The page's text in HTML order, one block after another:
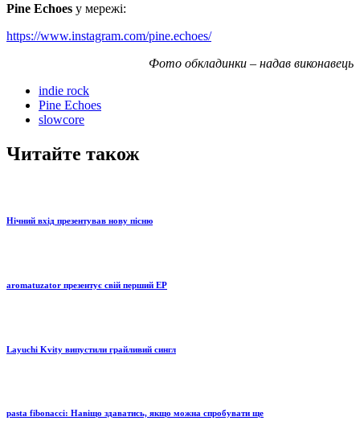
Pine Echoes у мережі:
https://www.instagram.com/pine.echoes/
Фото обкладинки – надав виконавець
indie rock
Pine Echoes
slowcore
Читайте також
Нічний вхід презентував нову пісню
aromatuzator презентує свій перший EP
Layuchi Kvity випустили грайливий сингл
pasta fibonacci: Навіщо здаватись, якщо можна спробувати ще